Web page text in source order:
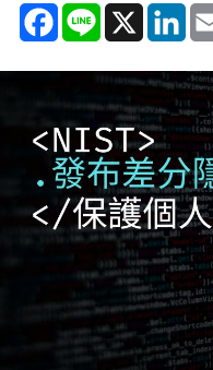
Facebook
Line X